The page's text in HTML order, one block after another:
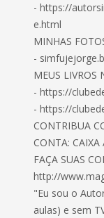
- https://
e.html
MINHAS
-
MEUS LIVROS
- https://
- https://
CONTRIBUA
CONTA:
FAÇA SUAS
http://
"Eu sou o
aulas) e sem